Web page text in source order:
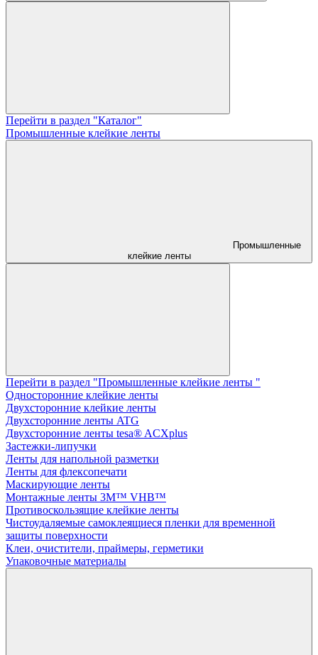
Перейти в раздел "Каталог"
Промышленные клейкие ленты
Промышленные
клейкие ленты
Перейти в раздел "Промышленные клейкие ленты "
Односторонние клейкие ленты
Двухсторонние клейкие ленты
Двухсторонние ленты ATG
Двухсторонние ленты tesa® ACXplus
Застежки-липучки
Ленты для напольной разметки
Ленты для флексопечати
Маскирующие ленты
Монтажные ленты 3M™ VHB™
Противоскользящие клейкие ленты
Чистоудаляемые самоклеящиеся пленки для временной
защиты поверхности
Клеи, очистители, праймеры, герметики
Упаковочные материалы